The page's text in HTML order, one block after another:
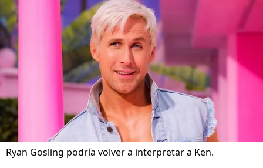
Ryan Gosling podría volver a interpretar a Ken.